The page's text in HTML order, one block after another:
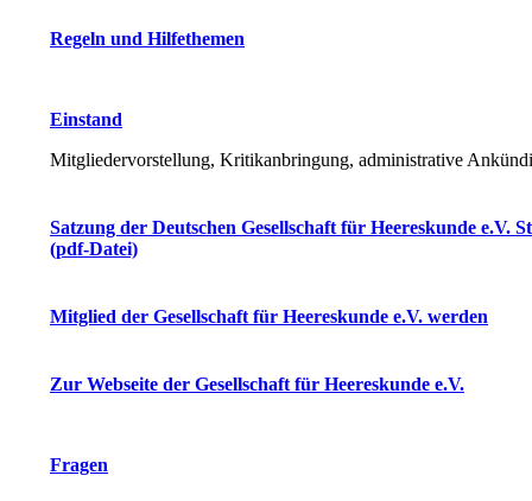
Regeln und Hilfethemen
Einstand
Mitgliedervorstellung, Kritikanbringung, administrative
Satzung der Deutschen Gesellschaft für Heereskunde e.V.
(pdf-Datei)
Mitglied der Gesellschaft für Heereskunde e.V. werden
Zur Webseite der Gesellschaft für Heereskunde e.V.
Fragen